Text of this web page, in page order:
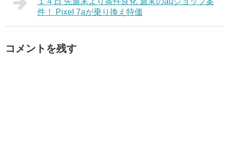
件！ Pixel 7aが乗り換え特価
コメントを残す